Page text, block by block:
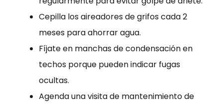
Cepilla los aireadores de grifos cada 2
meses para ahorrar agua.
Fíjate en manchas de condensación en
techos porque pueden indicar fugas
ocultas.
Agenda una visita de mantenimiento de